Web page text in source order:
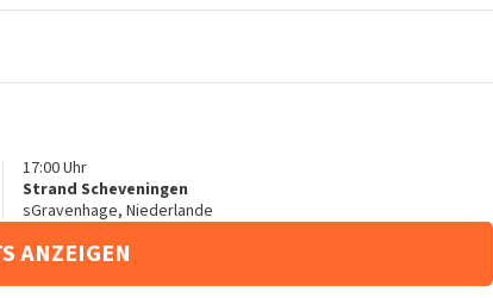
17:00Uhr
Strand Scheveningen
sGravenhage, Niederlande
ANZEIGEN